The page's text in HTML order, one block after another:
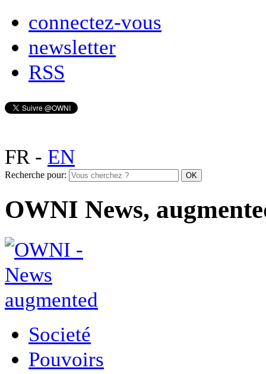
connectez-vous
newsletter
RSS
FR- EN
Recherche pour:
OWNI News,
Societé
Pouvoirs